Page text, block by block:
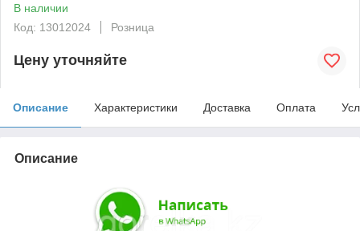
В наличии
Код: 13012024
Розница
Цену уточняйте
Описание Характеристики Доставка Оплата
Описание